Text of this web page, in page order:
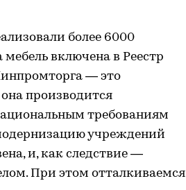
более 6000
включена в Реестр
— это
производится
требованиям
учреждений
и, как следствие —
При этом отталкиваемся